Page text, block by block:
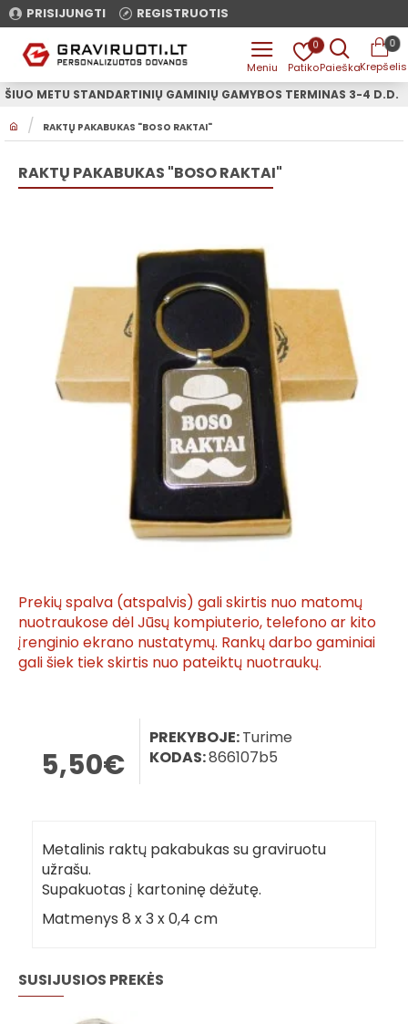
PRISIJUNGTI REGISTRUOTIS
0 0
O
E
RAKTŲ PAKABUKAS "BOSO RAKTAI"
ŠIUO METU STANDARTINIŲ GAMINIŲ GAMYBOS TERMINAS 3-4 D.D.
RAKTŲ PAKABUKAS "BOSO RAKTAI"
Prekių spalva (atspalvis) gali skirtis nuo matomų
nuotraukose dėl Jūsų kompiuterio, telefono ar kito
įrenginio ekrano nustatymų. Rankų darbo gaminiai
gali šiek tiek skirtis nuo pateiktų nuotraukų.
5,50€
PREKYBOJE:Turime
KODAS:866107b5
SUSIJUSIOS PREKĖS
Metalinis raktų pakabukas su graviruotu
užrašu.
Supakuotas į kartoninę dėžutę.
Matmenys 8 x 3 x 0,4 cm